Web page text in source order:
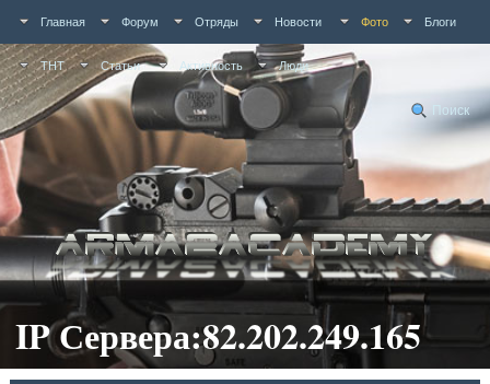
Главная Форум Отряды Новости Фото Блоги
ТНТ Статьи Активность Люди
Поиск
IP Сервера:82.202.249.165